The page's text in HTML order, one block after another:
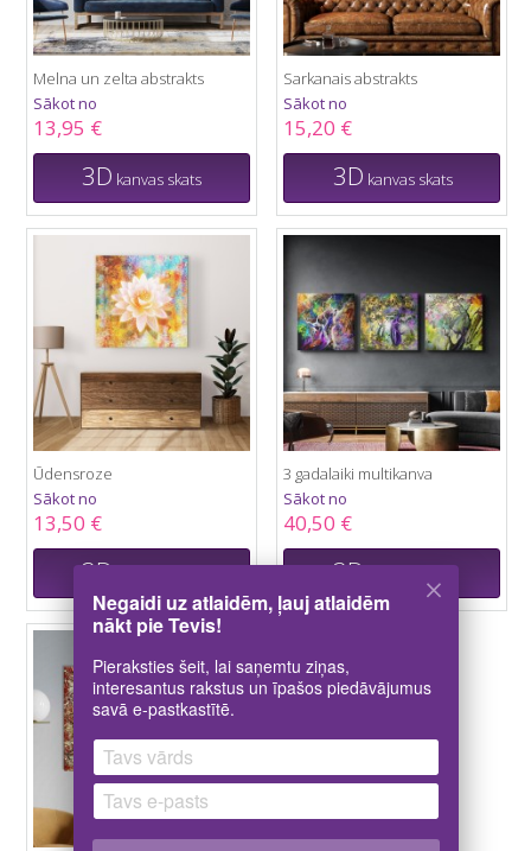
Melna un zelta abstrakts
Sākot no
13,95 €
3D kanvas skats
Sarkanais abstrakts
Sākot no
15,20 €
3D kanvas skats
Ūdensroze
Sākot no
13,50 €
3D
3 gadalaiki multikanva
Sākot no
40,50 €
3D
Negaidi uz atlaidēm, ļauj atlaidēm
nākt pie Tevis!
Pieraksties šeit, lai saņemtu ziņas,
interesantus rakstus un īpašos piedāvājumus
savā e-pastkastītē.